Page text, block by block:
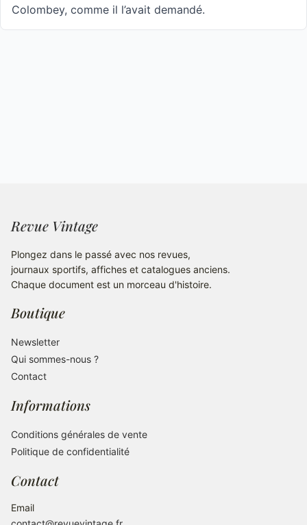
Colombey, comme il l’avait demandé.
Revue Vintage
Plongez dans le passé avec nos revues,
journaux sportifs, affiches et catalogues anciens.
Chaque document est un morceau d'histoire.
Boutique
Newsletter
Qui sommes-nous ?
Contact
Informations
Conditions générales de vente
Politique de confidentialité
Contact
Email